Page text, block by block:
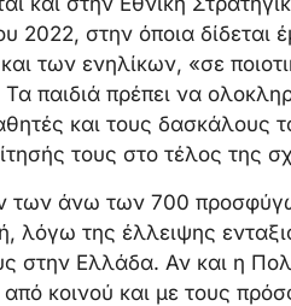
2022, στην όποια δίδεται
των ενηλίκων, «σε
παιδιά πρέπει να
και τους δασκάλους
τους στο τέλος της
των άνω των 700
λόγω της έλλειψης
στην Ελλάδα. Αν και η
κοινού και με τους